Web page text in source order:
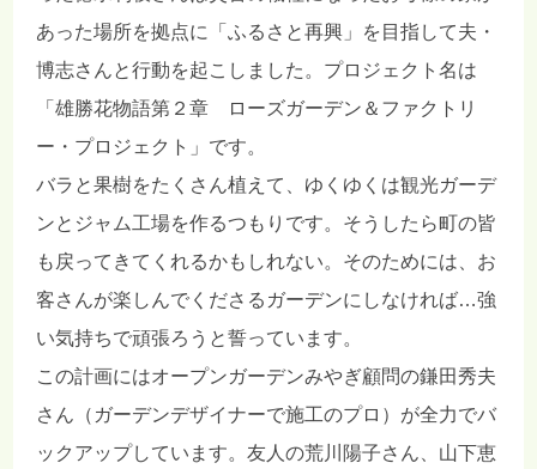
あった場所を拠点に「ふるさと再興」を目指して夫・
博志さんと行動を起こしました。プロジェクト名は
「雄勝花物語第２章 ローズガーデン＆ファクトリ
ー・プロジェクト」です。
バラと果樹をたくさん植えて、ゆくゆくは観光ガーデ
ンとジャム工場を作るつもりです。そうしたら町の皆
も戻ってきてくれるかもしれない。そのためには、お
客さんが楽しんでくださるガーデンにしなければ…強
い気持ちで頑張ろうと誓っています。
この計画にはオープンガーデンみやぎ顧問の鎌田秀夫
さん（ガーデンデザイナーで施工のプロ）が全力でバ
ックアップしています。友人の荒川陽子さん、山下恵